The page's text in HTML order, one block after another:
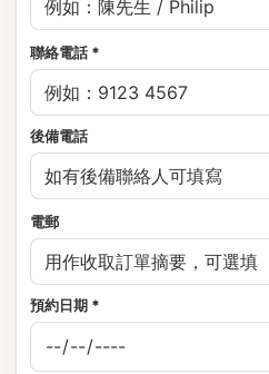
聯絡電話 *
後備電話
電郵
預約日期 *